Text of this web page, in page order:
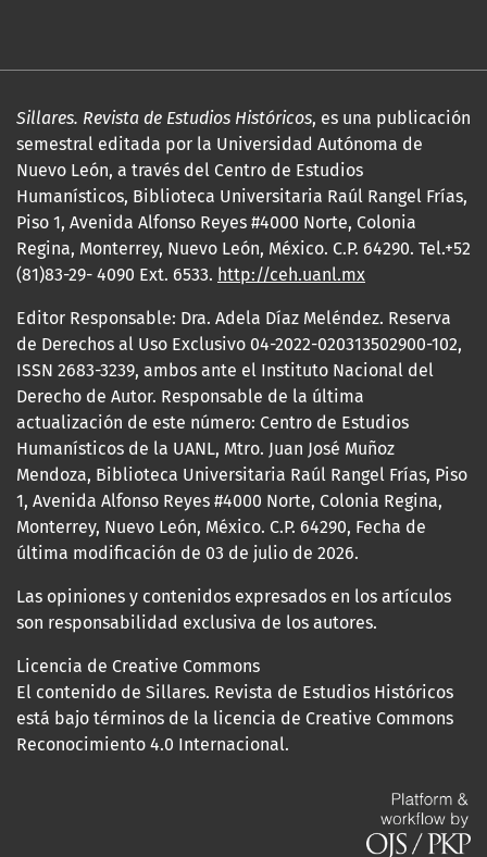
Sillares. Revista de Estudios Históricos, es una publicación
semestral editada por la Universidad Autónoma de
Nuevo León, a través del Centro de Estudios
Humanísticos, Biblioteca Universitaria Raúl Rangel Frías,
Piso 1, Avenida Alfonso Reyes #4000 Norte, Colonia
Regina, Monterrey, Nuevo León, México. C.P. 64290. Tel.+52
(81)83-29- 4090 Ext. 6533. http://ceh.uanl.mx
Editor Responsable: Dra. Adela Díaz Meléndez. Reserva
de Derechos al Uso Exclusivo 04-2022-020313502900-102,
ISSN 2683-3239, ambos ante el Instituto Nacional del
Derecho de Autor. Responsable de la última
actualización de este número: Centro de Estudios
Humanísticos de la UANL, Mtro. Juan José Muñoz
Mendoza, Biblioteca Universitaria Raúl Rangel Frías, Piso
1, Avenida Alfonso Reyes #4000 Norte, Colonia Regina,
Monterrey, Nuevo León, México. C.P. 64290, Fecha de
última modificación de 03 de julio de 2026.
Las opiniones y contenidos expresados en los artículos
son responsabilidad exclusiva de los autores.
Licencia de Creative Commons
El contenido de Sillares. Revista de Estudios Históricos
está bajo términos de la licencia de Creative Commons
Reconocimiento 4.0 Internacional.